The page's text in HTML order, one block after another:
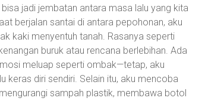
jadi jembatan antara masa lalu yang kita
berjalan santai di antara pepohonan, aku
kaki menyentuh tanah. Rasanya seperti
buruk atau rencana berlebihan. Ada
meluap seperti ombak—tetap, aku
keras diri sendiri. Selain itu, aku mencoba
sampah plastik, membawa botol